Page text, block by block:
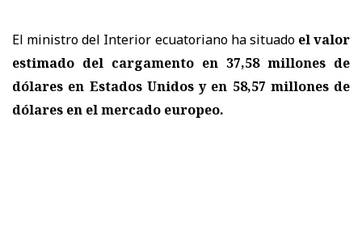
El ministro del Interior ecuatoriano ha situadoel valor
estimado del cargamento en 37,58 millones de
dólares en Estados Unidos y en 58,57 millones de
dólares en el mercado europeo.